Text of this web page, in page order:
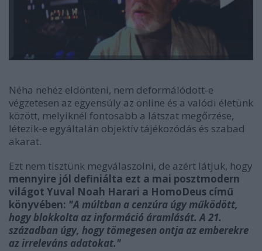
Néha nehéz eldönteni, nem deformálódott-e
végzetesen az egyensúly az online és a valódi életünk
között, melyiknél fontosabb a látszat megőrzése,
létezik-e egyáltalán objektív tájékozódás és szabad
akarat.
Ezt nem tisztünk megválaszolni, de azért látjuk, hogy
mennyire jól definiálta ezt a mai posztmodern
világot Yuval Noah Harari a HomoDeus című
könyvében: "A múltban a cenzúra úgy működött,
hogy blokkolta az információ áramlását. A 21.
században úgy, hogy tömegesen ontja az emberekre
az irreleváns adatokat."